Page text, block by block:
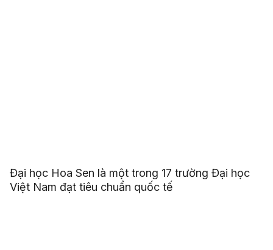
Đại học Hoa Sen là một trong 17 trường Đại học
Việt Nam đạt tiêu chuẩn quốc tế